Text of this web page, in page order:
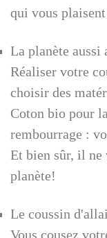
qui vous
La planète aussi
Réaliser votre
choisir des
Coton bio pour
rembourrage :
Et bien sûr, il ne
planète!
Le coussin
Vous cousez